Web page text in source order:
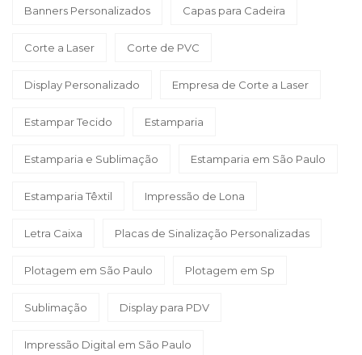
Banners Personalizados Capas para Cadeira
Corte a Laser Corte de PVC
Display Personalizado Empresa de Corte a Laser
Estampar Tecido Estamparia
Estamparia e Sublimação Estamparia em São Paulo
Estamparia Têxtil Impressão de Lona
Letra Caixa Placas de Sinalização Personalizadas
Plotagem em São Paulo Plotagem em Sp
Sublimação Display para PDV
Impressão Digital em São Paulo